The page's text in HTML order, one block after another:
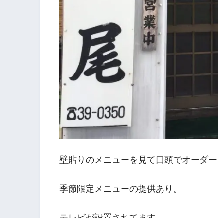
壁貼りのメニューを見て口頭でオーダ
季節限定メニューの提供あり。